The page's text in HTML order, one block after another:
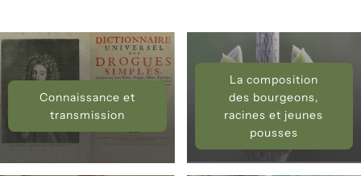
Connaissance et
transmission
La composition
des bourgeons,
racines et jeunes
pousses